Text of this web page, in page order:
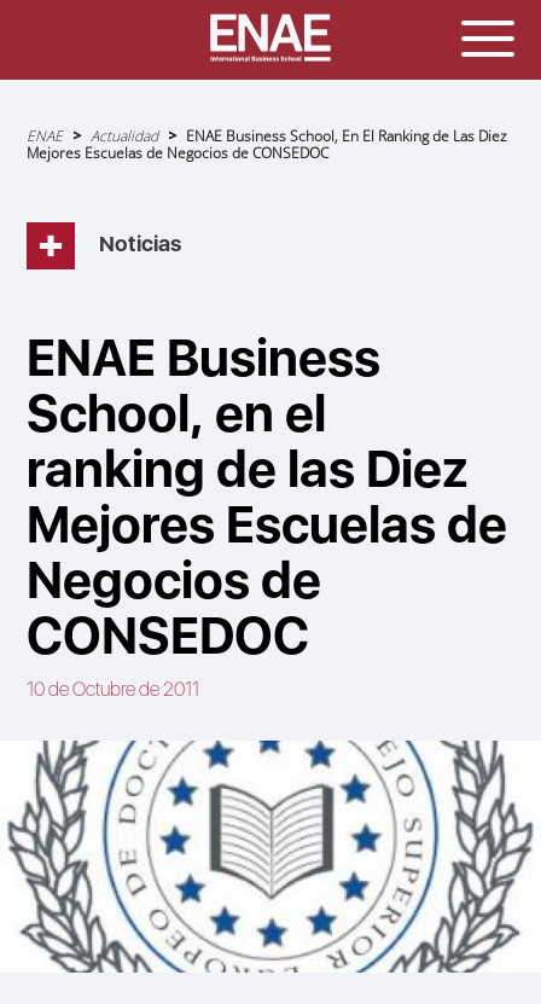
Sobrescribir
enlaces
de
navegación
ENAE Actualidad
ENAE Business School, En El Ranking de Las Diez
Mejores Escuelas de Negocios de CONSEDOC
Noticias
ENAE Business
School, en el
ranking de las Diez
Mejores Escuelas de
Negocios de
CONSEDOC
10 de Octubre de 2011